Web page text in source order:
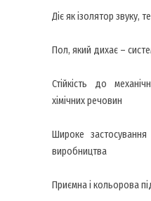
Діє як ізолятор звуку,
Пол, який дихає –
Стійкість до
хімічних речовин
Широке
виробництва
Приємна і кольорова